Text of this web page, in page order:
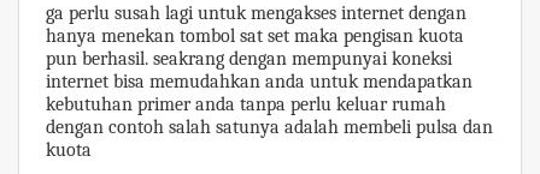
ga perlu susah lagi untuk mengakses internet dengan
hanya menekan tombol sat set maka pengisan kuota
pun berhasil. seakrang dengan mempunyai koneksi
internet bisa memudahkan anda untuk mendapatkan
kebutuhan primer anda tanpa perlu keluar rumah
dengan contoh salah satunya adalah membeli pulsa dan
kuota